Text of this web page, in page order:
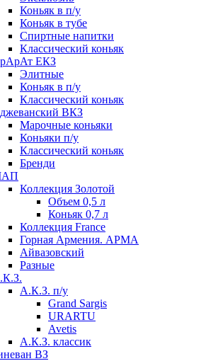
Коньяк в п/у
Коньяк в тубе
Спиртные напитки
Классический коньяк
ЕКЗ
Элитные
Коньяк в п/у
Классический коньяк
ВКЗ
Марочные коньяки
Коньяки п/у
Классический коньяк
Бренди
Коллекция Золотой
Объем 0,5 л
Коньяк 0,7 л
Коллекция France
Горная Армения. АРМА
Айвазовский
Разные
А.К.З. п/у
Grand Sargis
URARTU
Avetis
А.К.З. классик
ВЗ